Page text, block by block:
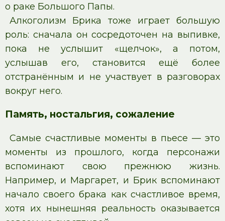
о раке Большого Папы.
Алкоголизм Брика тоже играет большую
роль: сначала он сосредоточен на выпивке,
пока не услышит «щелчок», а потом,
услышав его, становится ещё более
отстранённым и не участвует в разговорах
вокруг него.
Память, ностальгия, сожаление
Самые счастливые моменты в пьесе — это
моменты из прошлого, когда персонажи
вспоминают свою прежнюю жизнь.
Например, и Маргарет, и Брик вспоминают
начало своего брака как счастливое время,
хотя их нынешняя реальность оказывается